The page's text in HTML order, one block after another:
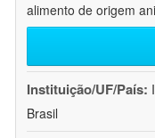
alimento de origem
Instituição/UF/País:
Brasil